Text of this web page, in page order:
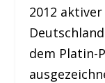
2012
dem Platin-